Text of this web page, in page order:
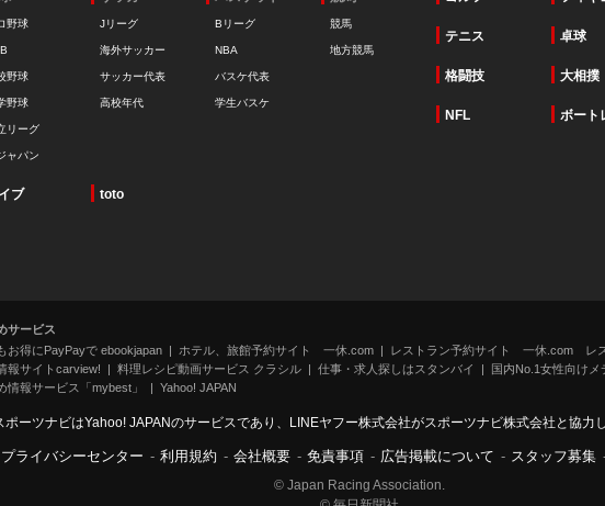
野球
野球
野球
リーグ
ャパン
Jリーグ
海外サッカー
サッカー代表
高校年代
Bリーグ
NBA
バスケ代表
学生バスケ
競馬
地方競馬
テニス 卓球
格闘技 大相撲
NFL ボート
ブ toto
サービス
お得にPayPayで ebookjapan
ホテル、旅館予約サイト 一休.com
レストラン予約サイト 一休.com レ
報サイトcarview!
料理レシピ動画サービス クラシル 仕事・求人探しはスタンバイ
国内No.1女性向けメ
情報サービス「mybest」
Yahoo! JAPAN
ポーツナビはYahoo! JAPANのサービスであり、LINEヤフー株式会社がスポーツナビ株式会社と協力
プライバシーセンター - 利用規約 - 会社概要 - 免責事項 - 広告掲載について - スタッフ募集
© Japan Racing Association.